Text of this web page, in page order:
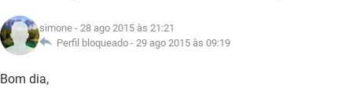
simone - 28 ago 2015 às 21:21
Perfil bloqueado - 29 ago 2015 às 09:19
Bom dia,